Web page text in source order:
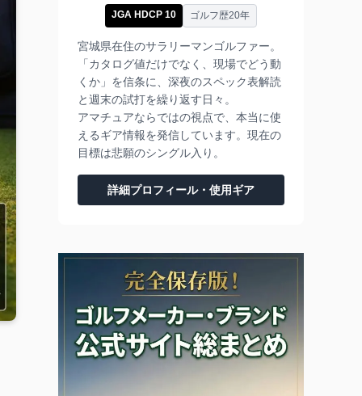
JGA HDCP 10 ゴルフ歴20年
宮城県在住のサラリーマンゴルファー。
「カタログ値だけでなく、現場でどう動
くか」を信条に、深夜のスペック表解読
と週末の試打を繰り返す日々。
アマチュアならではの視点で、本当に使
えるギア情報を発信しています。現在の
目標は悲願のシングル入り。
詳細プロフィール・使用ギア